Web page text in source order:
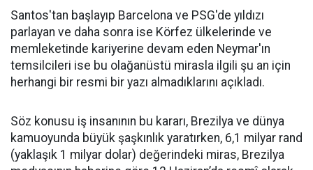
Santos'tan başlayıp Barcelona ve PSG'de yıldızı
parlayan ve daha sonra ise Körfez ülkelerinde ve
memleketinde kariyerine devam eden Neymar'ın
temsilcileri ise bu olağanüstü mirasla ilgili şu an için
herhangi bir resmi bir yazı almadıklarını açıkladı.
Söz konusu iş insanının bu kararı, Brezilya ve dünya
kamuoyunda büyük şaşkınlık yaratırken, 6,1 milyar rand
(yaklaşık 1 milyar dolar) değerindeki miras, Brezilya